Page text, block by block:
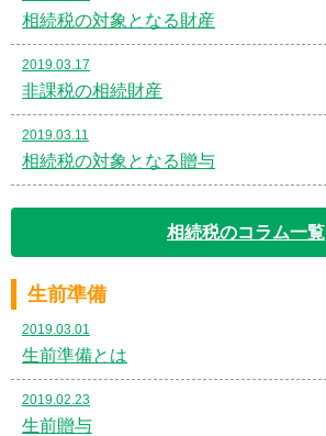
相続税の対象となる財産
2019.03.17
非課税の相続財産
2019.03.11
相続税の対象となる贈与
相続税のコラム一覧
生前準備
2019.03.01
生前準備とは
2019.02.23
生前贈与